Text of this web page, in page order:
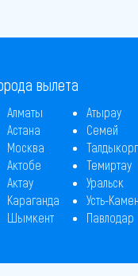
вылета
Алматы
Астана
Москва
Актобе
Актау
Караганда
Шымкент
Атырау
Семей
Темиртау
Уральск
Усть-
Павлодар